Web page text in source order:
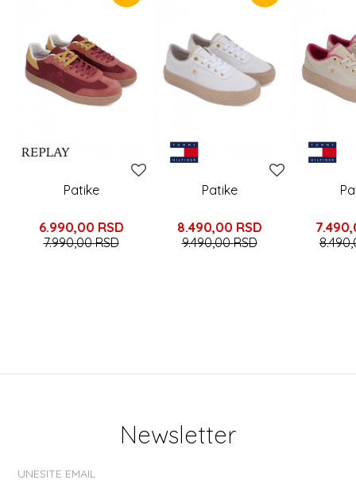
Patike
6.990,00 RSD
7.990,00RSD
Patike
8.490,00 RSD
9.490,00RSD
Newsletter